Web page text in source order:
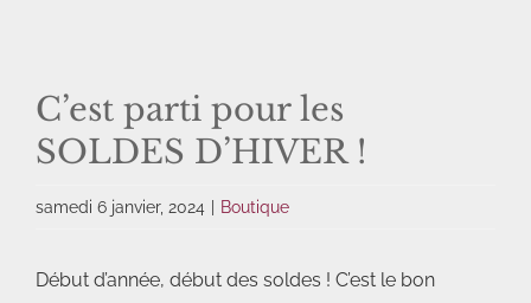
BLOG MODE
CONTACT
C’est parti pour les
SOLDES D’HIVER !
samedi 6 janvier, 2024 Boutique
Début d’année, début des soldes ! C’est le bon